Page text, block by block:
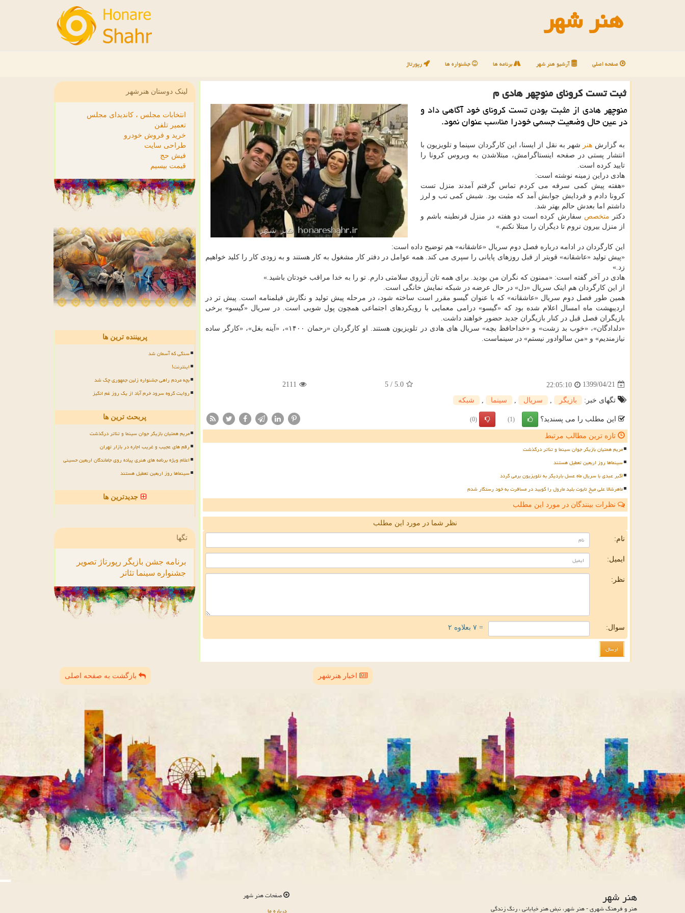
هنر شهر
صفحه اصلی آرشیو هنر شهر برنامه ها جشنواره ها رپورتاژ
ثبت تست كرونای منوچهر هادی م
منوچهر هادی از مثبت بودن تست كرونای خود آگاهی داد و
در عین حال وضعیت جسمی خودرا مناسب عنوان نمود.
به گزارش هنر شهر به نقل از ایسنا، این کارگردان سینما و تلویزیون با
انتشار پستی در صفحه اینستاگرامش، مبتلاشدن به ویروس کرونا را
تایید کرده است.
هادی دراین زمینه نوشته است:
«هفته پیش کمی سرفه می کردم تماس گرفتم آمدند منزل تست
کرونا دادم و فردایش جوابش آمد که مثبت بود. شبش کمی تب و لرز
داشتم اما بعدش حالم بهتر شد.
دکتر متخصص سفارش کرده است دو هفته در منزل قرنطینه باشم و
از منزل بیرون نروم تا دیگران را مبتلا نکنم.»
این کارگردان در ادامه درباره فصل دوم سریال «عاشقانه» هم توضیح داده است:
«پیش تولید «عاشقانه» قویتر از قبل روزهای پایانی را سپری می کند. همه عوامل در دفتر کار مشغول به کار هستند و به زودی کار را کلید خواهیم
زد.»
هادی در آخر گفته است: «ممنون که نگران من بودید. برای همه تان آرزوی سلامتی دارم. تو را به خدا مراقب خودتان باشید.»
از این کارگردان هم اینک سریال «دل» در حال عرضه در شبکه نمایش خانگی است.
همین طور فصل دوم سریال «عاشقانه» که با عنوان گیسو مقرر است ساخته شود، در مرحله پیش تولید و نگارش فیلمنامه است. پیش تر در
اردیبهشت ماه امسال اعلام شده بود که «گیسو» درامی معمایی با رویکردهای اجتماعی همچون پول شویی است. در سریال «گیسو» برخی
بازیگران فصل قبل در کنار بازیگران جدید حضور خواهند داشت.
«دلدادگان»، «خوب بد زشت» و «خداحافظ بچه» سریال های هادی در تلویزیون هستند. او کارگردان «رحمان ۱۴۰۰»، «آینه بغل»، «کارگر ساده
نیازمندیم» و «من سالوادور نیستم» در سینماست.
1399/04/21
22:05:10
5.0
/
5
2111
تگهای خبر: بازیگر سریال سینما شبكه
این مطلب را می پسندید؟ (1)
(0)
تازه ترین مطالب مرتبط
مریم همتیان بازیگر جوان سینما و تئاتر درگذشت
سینماها روز اربعین تعطیل هستند
اکبر عبدی با سریال ماه عسل باردیگر به تلویزیون برمی گردد
ماهرشالا علی میخ تابوت بلید مارول را کوبید در مسافرت به خود رستگار شدم
نظرات بینندگان در مورد این مطلب
نظر شما در مورد این مطلب
نام:
ایمیل:
نظر:
سوال: = ۷ بعلاوه ۲
لینک دوستان هنرشهر
انتخابات مجلس ، کاندیدای مجلس
تعمیر تلفن
خرید و فروش خودرو
طراحی سایت
فیش حج
قیمت بیسیم
پربیننده ترین ها
سنگی که آسمان شد
اینترنت!
بچه مردم راهی جشنواره زلین جمهوری چک شد
روایت گروه سرود خرم آباد از یک روز غم انگیز
پربحث ترین ها
مریم همتیان بازیگر جوان سینما و تئاتر درگذشت
رقم های عجیب و غریب اجاره در بازار تهران
اعلام ویژه برنامه های هنری پیاده روی جاماندگان اربعین حسینی
سینماها روز اربعین تعطیل هستند
جدیدترین ها
تگها
برنامه جشن بازیگر رپورتاژ تصویر
جشنواره سینما تئاتر
اخبار هنرشهر بازگشت به صفحه اصلی
هنر شهر
هنر و فرهنگ شهری - هنر شهر، نبض هنر خیابانی ، رنگ زندگی
صفحات هنر شهر